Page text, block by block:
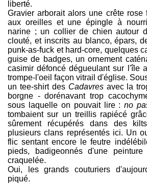
liberté.
Gravier arborait alors une crête rose
aux oreilles et une épingle à
narine ; un collier de chien autour
clouté, et inscrits au blanco, épars,
punk-as-fuck et hard-core, quelques
guise de badges, un ornement
casimir défoncé dégueulant sur l'île
trompe-l'oeil façon vitrail d'église.
un tee-shirt des Cadavresavec la
borgne - dorénavant trop
sous laquelle on pouvait lire :no
tombaient sur un treillis rapiécé
sûrement récupérés dans des
plusieurs clans représentés ici. Un
flic sentant encore le feutre
pieds, badigeonnés d'une
craquelée.
Oui, les grands couturiers
piqué.